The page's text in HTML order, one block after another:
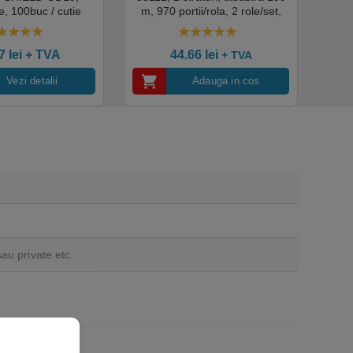
100buc / cutie
HoReCa,
industrial,
premium
lei+ TVA
Vezi detalii
m, 970 portii/rola, 2 role/set,
certificata pentru industria
alimentara, Ecolabel
44.66 lei + TVA
Adauga in cos
private etc.